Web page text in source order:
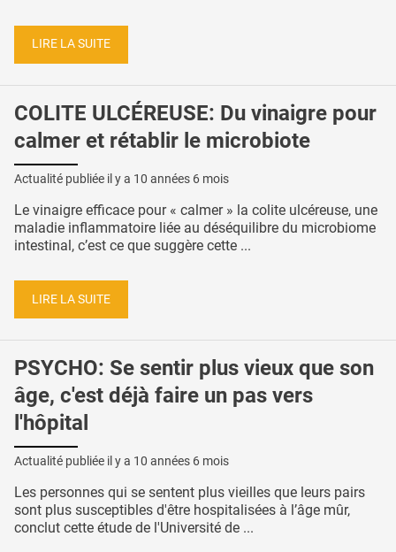
LIRE LA SUITE
COLITE ULCÉREUSE: Du vinaigre pour
calmer et rétablir le microbiote
Actualité publiée il y a 10 années 6 mois
Le vinaigre efficace pour « calmer » la colite ulcéreuse, une
maladie inflammatoire liée au déséquilibre du microbiome
intestinal, c’est ce que suggère cette ...
LIRE LA SUITE
PSYCHO: Se sentir plus vieux que son
âge, c'est déjà faire un pas vers
l'hôpital
Actualité publiée il y a 10 années 6 mois
Les personnes qui se sentent plus vieilles que leurs pairs
sont plus susceptibles d'être hospitalisées à l’âge mûr,
conclut cette étude de l'Université de ...